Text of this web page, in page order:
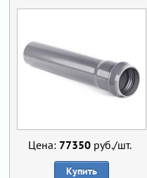
Цена: 77350 руб./шт.
Купить